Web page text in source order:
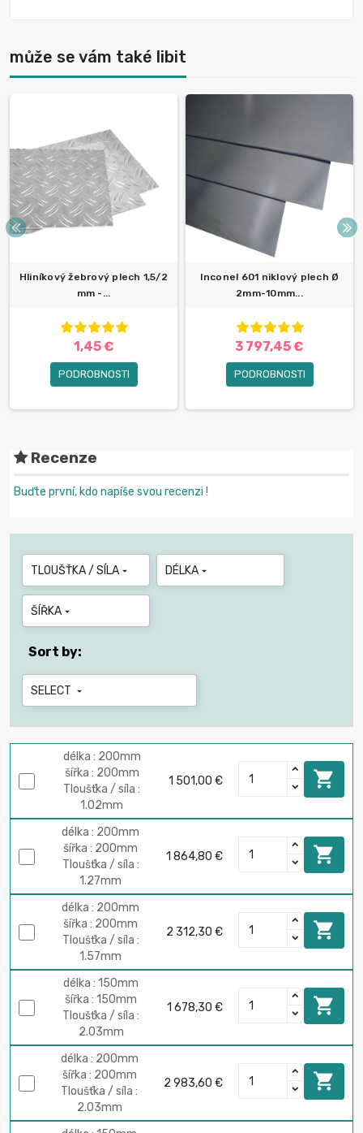
může se vám také libit
Hliníkový žebrový plech 1,5/2
mm -...
1,45 €
PODROBNOSTI
Inconel 601 niklový plech Ø
2mm-10mm...
3 797,45 €
PODROBNOSTI
Recenze
Buďte první, kdo napíše svou recenzi !
TLOUŠŤKA / SÍLA  DÉLKA 
ŠÍŘKA 
Sort by:
SELECT 
délka : 200mm
šířka : 200mm
Tloušťka / síla :
1.02mm
1 501,00 € 
délka : 200mm
šířka : 200mm
Tloušťka / síla :
1.27mm
1 864,80 € 
délka : 200mm
šířka : 200mm
Tloušťka / síla :
1.57mm
2 312,30 € 
délka : 150mm
šířka : 150mm
Tloušťka / síla :
2.03mm
1 678,30 € 
délka : 200mm
šířka : 200mm
Tloušťka / síla :
2.03mm
2 983,60 € 